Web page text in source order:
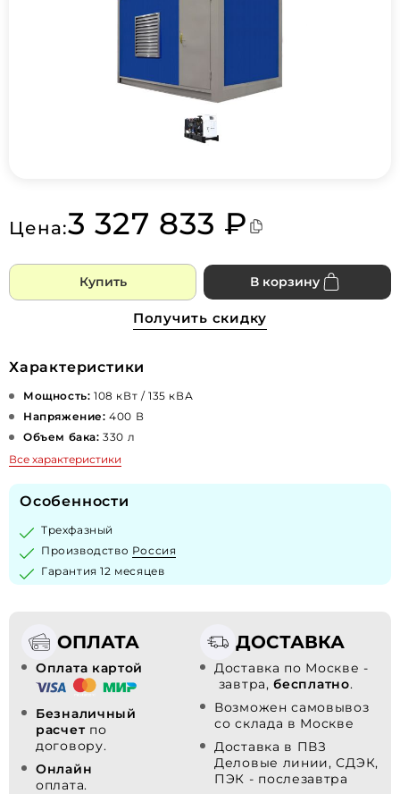
Цена:3 327 833 ₽
Купить В корзину
Получить скидку
Характеристики
Мощность: 108 кВт / 135 кВА
Напряжение: 400 В
Объем бака: 330 л
Все характеристики
Особенности
Трехфазный
Производство Россия
Гарантия 12 месяцев
ОПЛАТА
Оплата картой
Безналичный
расчет по
договору.
Онлайн
оплата.
ДОСТАВКА
Доставка по Москве -
завтра,бесплатно.
Возможен самовывоз
со склада в Москве
Доставка в ПВЗ
Деловые линии, СДЭК,
ПЭК - послезавтра